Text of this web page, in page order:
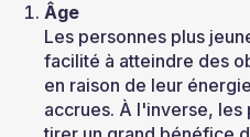
Âge
Les personnes plus
facilité à atteindre des
en raison de leur
accrues. À l'inverse,